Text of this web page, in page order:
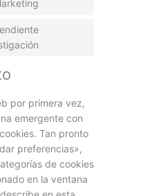
por primera vez,
emergente con
Tan pronto
preferencias»,
de cookies
en la ventana